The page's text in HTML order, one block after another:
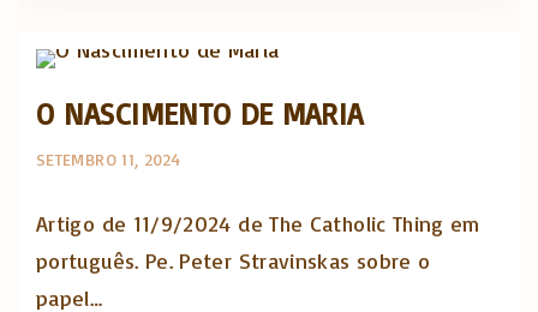
O NASCIMENTO DE MARIA
SETEMBRO 11, 2024
Artigo de 11/9/2024 de The Catholic Thing em
português. Pe. Peter Stravinskas sobre o
papel…